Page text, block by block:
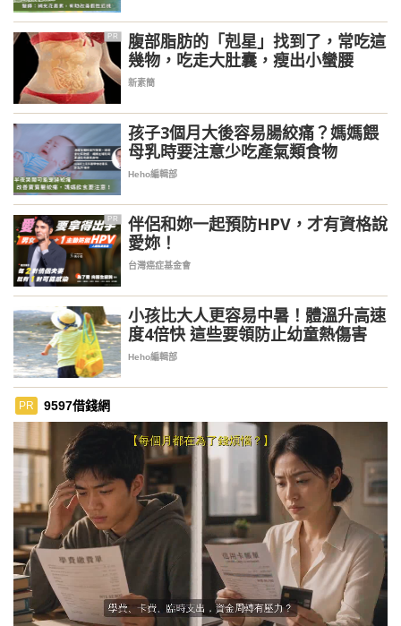
PR
腹部脂肪的「剋星」找到了，常吃這
幾物，吃走大肚囊，瘦出小蠻腰
新素簡
孩子3個月大後容易腸絞痛？媽媽餵
母乳時要注意少吃產氣類食物
Heho編輯部
PR
伴侶和妳一起預防HPV，才有資格說
愛妳！
台灣癌症基金會
小孩比大人更容易中暑！體溫升高速
度4倍快 這些要領防止幼童熱傷害
Heho編輯部
PR 9597借錢網